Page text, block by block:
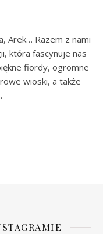
Arek… Razem z nami
która fascynuje nas
fiordy, ogromne
wioski, a także